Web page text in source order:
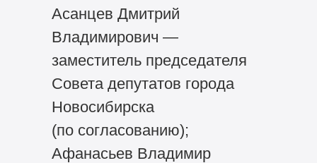
Асанцев Дмитрий
Владимирович —
заместитель председателя
Совета депутатов города
Новосибирска
(по согласованию);
Афанасьев Владимир